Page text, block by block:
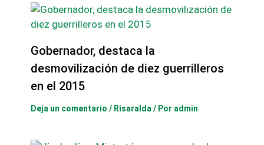
Gobernador, destaca la
desmovilización de diez guerrilleros
en el 2015
Deja un comentario / Risaralda/ Por admin